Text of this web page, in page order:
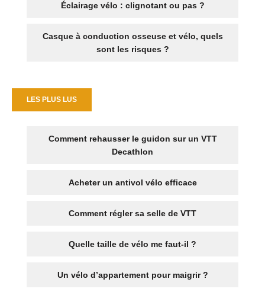
Éclairage vélo : clignotant ou pas ?
Casque à conduction osseuse et vélo, quels
sont les risques ?
LES PLUS LUS
Comment rehausser le guidon sur un VTT
Decathlon
Acheter un antivol vélo efficace
Comment régler sa selle de VTT
Quelle taille de vélo me faut-il ?
Un vélo d’appartement pour maigrir ?